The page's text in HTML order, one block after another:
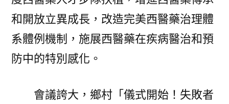
和開放立異成長，改造完美西醫藥治理體
系體例機制，施展西醫藥在疾病醫治和預
防中的特別感化。
會議誇大，鄉村「儀式開始！失敗者